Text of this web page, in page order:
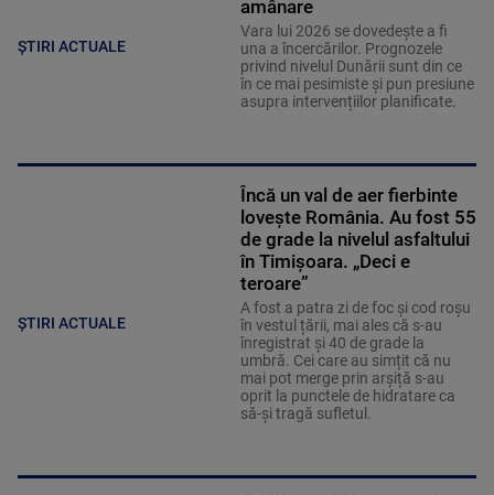
ȘTIRI ACTUALE
amânare
Vara lui 2026 se dovedește a fi
una a încercărilor. Prognozele
privind nivelul Dunării sunt din ce
în ce mai pesimiste și pun presiune
asupra intervențiilor planificate.
ȘTIRI ACTUALE
Încă un val de aer fierbinte
lovește România. Au fost 55
de grade la nivelul asfaltului
în Timișoara. „Deci e
teroare”
A fost a patra zi de foc și cod roșu
în vestul țării, mai ales că s-au
înregistrat și 40 de grade la
umbră. Cei care au simțit că nu
mai pot merge prin arșiță s-au
oprit la punctele de hidratare ca
să-și tragă sufletul.